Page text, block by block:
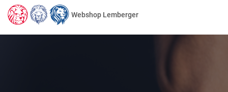
Webshop Lemberger